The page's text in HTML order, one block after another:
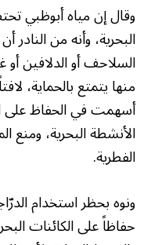
وقال إن مياه أبوظبي
البحرية، وأنه من
السلاحف أو الدلافين أو
منها يتمتع بالحماية،
أسهمت في الحفاظ على
الأنشطة البحرية، ومنع
الفطرية.
ونوه بحظر استخدام
حفاظاً على الكائنات